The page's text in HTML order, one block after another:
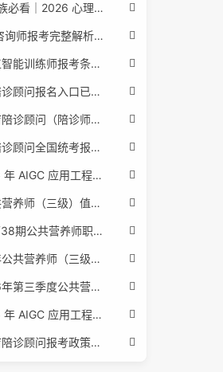
珠三角上班族必看｜2026 心理咨询师考证指南，转行副业、情绪疏导双收益
2026 心理咨询师报考完整解析｜2017 国考取消后正规报考标准、流程避坑指南
2026年人工智能训练师报考条件与流程：2026年最新官方要求全面解读
2026医疗陪诊顾问报名入口已公布，全国报考条件流程政策全解析
2026年医疗陪诊顾问（陪诊师）招生启动，全国报考指南附报名官网
2026医疗陪诊顾问全国统考报名中，报考条件流程全攻略附报名入口
必看 | 2026 年 AIGC 应用工程师报考核心要点：报名费用、官网可查、行业认可度、补考规则全盘点
2026年公共营养师（三级）值得考吗？报名入口+条件+证书用途
最新批次|第38期公共营养师职业能力评价证书报名培训通知
关于2026年公共营养师（三级、四级）全国统一认定报名的服务通知
通知：2026年第三季度公共营养师四级培训报名安排正式发布
干货 | 2026 年 AIGC 应用工程师报考指南：报名流程、学历要求、培训课程、就业方向全梳理
2026年医疗陪诊顾问报考政策更新，全国报名入口与报考指南全同步